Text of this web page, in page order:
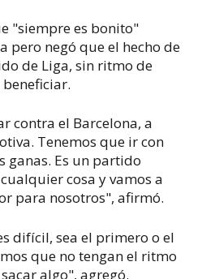
"siempre es bonito"
pero negó que el hecho de
de Liga, sin ritmo de
contra el Barcelona, a
Tenemos que ir con
ganas. Es un partido
cosa y vamos a
para nosotros", afirmó.
difícil, sea el primero o el
que no tengan el ritmo
algo", agregó.